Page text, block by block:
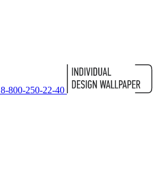
8-800-250-22-40